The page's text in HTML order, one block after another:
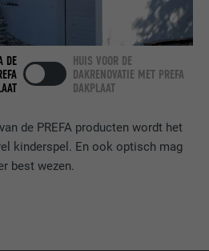
de PREFA producten wordt het
kinderspel. En ook optisch mag
best wezen.
DE
HUIS VOOR DE
DAKRENOVATIE MET PREFA
DAKPLAAT
voor het volgen van het gebruik
diensten.
door de socialnetworking-dienst
diensten.